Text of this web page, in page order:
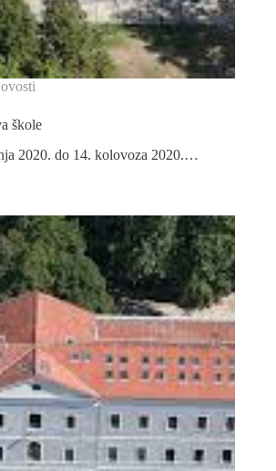
škole
2020. do 14. kolovoza 2020.…